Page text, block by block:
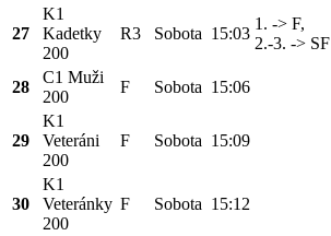
27
K1
Kadetky
200
R3 Sobota 15:03
1. -> F,
2.-3. -> SF
28
C1 Muži
200
F Sobota 15:06
29
K1
Veteráni
200
F Sobota 15:09
30
K1
Veteránky
200
F Sobota 15:12